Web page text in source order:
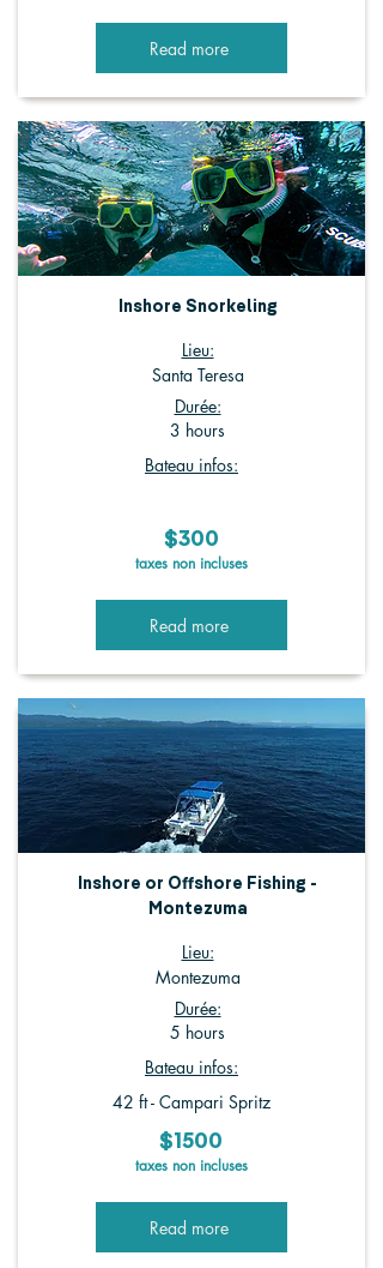
Read more
Inshore Snorkeling
Lieu:
Santa Teresa
Durée:
3 hours
Bateau infos:
$300
taxes non incluses
Read more
Inshore or Offshore Fishing -
Montezuma
Lieu:
Montezuma
Durée:
5 hours
Bateau infos:
42 ft - Campari Spritz
$1500
taxes non incluses
Read more